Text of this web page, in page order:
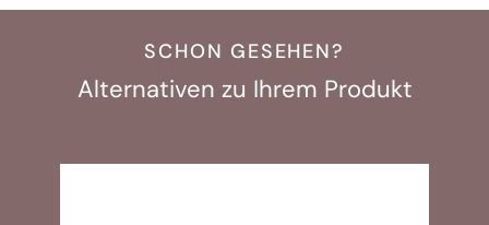
SCHON GESEHEN?
Alternativen zu Ihrem Produkt